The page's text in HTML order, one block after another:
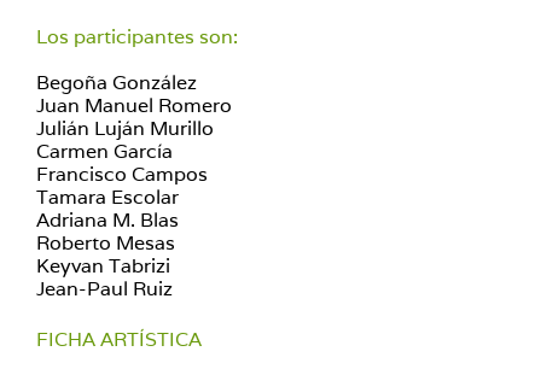
Los participantes son:
Begoña González
Juan Manuel Romero
Julián Luján Murillo
Carmen García
Francisco Campos
Tamara Escolar
Adriana M. Blas
Roberto Mesas
Keyvan Tabrizi
Jean-Paul Ruiz
FICHA ARTÍSTICA